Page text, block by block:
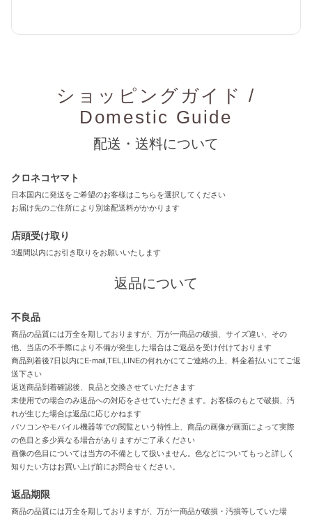
ショッピングガイド /
Domestic Guide
配送・送料について
クロネコヤマト
日本国内に発送をご希望のお客様はこちらを選択してください
お届け先のご住所により別途配送料がかかります
店頭受け取り
3週間以内にお引き取りをお願いいたします
返品について
不良品
商品の品質には万全を期しておりますが、万が一商品の破損、サイズ違い、その
他、当店の不手際により不備が発生した場合はご返品を受け付けております
商品到着後7日以内にE-mail,TEL,LINEの何れかにてご連絡の上、料金着払いにてご返
送下さい
返送商品到着確認後、良品と交換させていただきます
未使用での場合のみ返品への対応をさせていただきます。お客様のもとで破損、汚
れが生じた場合は返品に応じかねます
パソコンやモバイル機器等での閲覧という特性上、商品の画像が画面によって実際
の色目と多少異なる場合がありますがご了承ください
画像の色目については当方の不備として扱いません。色などについてもっと詳しく
知りたい方はお買い上げ前にお問合せください。
返品期限
商品の品質には万全を期しておりますが、万が一商品が破損・汚損等していた場